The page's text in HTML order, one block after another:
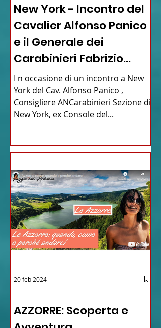
New York - Incontro del
Cavalier Alfonso Panico
e il Generale dei
Carabinieri Fabrizio
Parrulli
I n occasione di un incontro a New
York del Cav. Alfonso Panico ,
Consigliere ANCarabinieri Sezione di
New York, ex Console del...
AZZORRE: Scoperta e
20 feb 2024